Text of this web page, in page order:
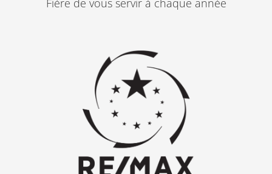
Fière de vous servir à chaque année